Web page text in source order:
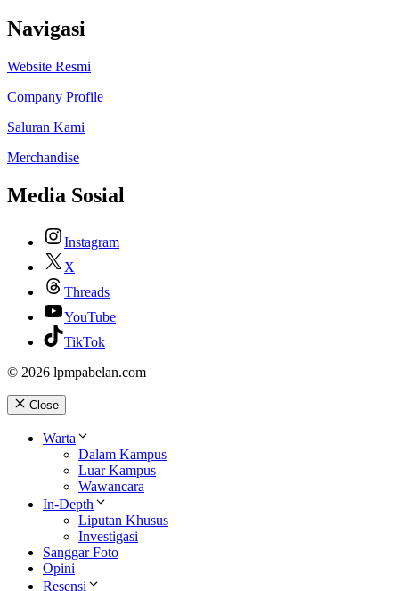
Navigasi
Website Resmi
Company Profile
Saluran Kami
Merchandise
Media Sosial
Instagram
X
Threads
YouTube
TikTok
© 2026 lpmpabelan.com
Close
Warta
Dalam Kampus
Luar Kampus
Wawancara
In-Depth
Liputan Khusus
Investigasi
Sanggar Foto
Opini
Resensi